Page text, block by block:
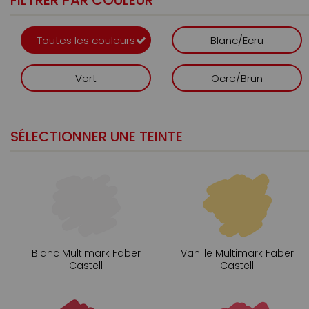
Toutes les couleurs Blanc/Ecru
Vert Ocre/Brun
SÉLECTIONNER UNE TEINTE
Blanc Multimark Faber
Castell
Vanille Multimark Faber
Castell